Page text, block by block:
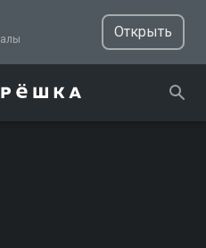
сериалы
Открыть